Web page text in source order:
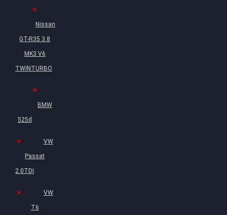
Nissan
GT-R35 3.8
MK3 V6
TWINTURBO
BMW
525d
VW
Passat
2.0TDI
VW
T6